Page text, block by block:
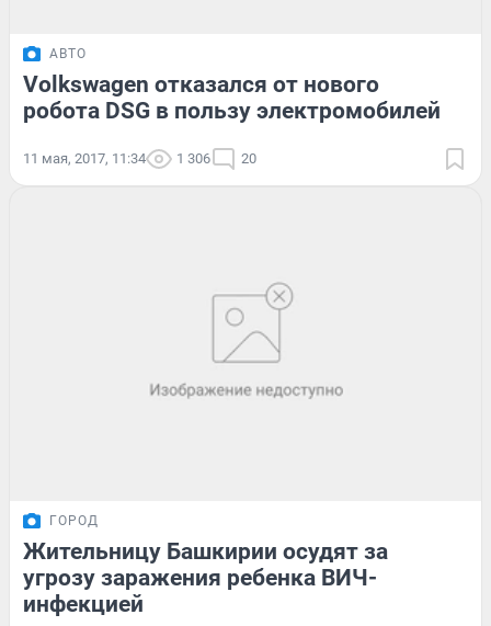
АВТО
Volkswagen отказался от нового
робота DSG в пользу электромобилей
11 мая, 2017, 11:34 1 306 20
ГОРОД
Жительницу Башкирии осудят за
угрозу заражения ребенка ВИЧ-
инфекцией